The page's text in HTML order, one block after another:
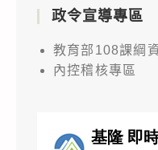
政令宣導專區
教育部108課綱
內控稽核專區